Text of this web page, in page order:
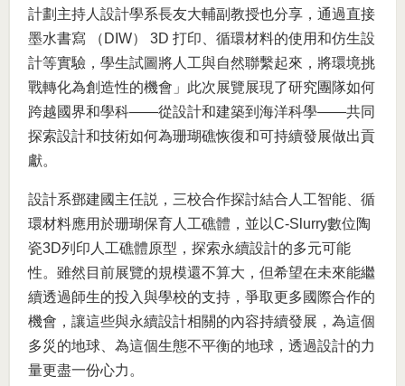
計劃主持人設計學系長友大輔副教授也分享，通過直接
墨水書寫 （DIW） 3D 打印、循環材料的使用和仿生設
計等實驗，學生試圖將人工與自然聯繫起來，將環境挑
戰轉化為創造性的機會」此次展覽展現了研究團隊如何
跨越國界和學科——從設計和建築到海洋科學——共同
探索設計和技術如何為珊瑚礁恢復和可持續發展做出貢
獻。
設計系鄧建國主任説，三校合作探討結合人工智能、循
環材料應用於珊瑚保育人工礁體，並以C-Slurry數位陶
瓷3D列印人工礁體原型，探索永續設計的多元可能
性。雖然目前展覽的規模還不算大，但希望在未來能繼
續透過師生的投入與學校的支持，爭取更多國際合作的
機會，讓這些與永續設計相關的內容持續發展，為這個
多災的地球、為這個生態不平衡的地球，透過設計的力
量更盡一份心力。